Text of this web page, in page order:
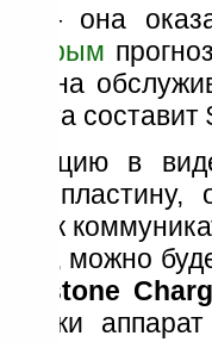
— она
на
составит
в
и пластину,
к
можно